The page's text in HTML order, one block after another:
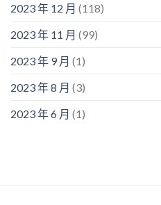
2023 年 12 月 (118)
2023 年 11 月 (99)
2023 年 9 月 (1)
2023 年 8 月 (3)
2023 年 6 月 (1)